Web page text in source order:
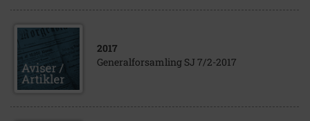
2017
Generalforsamling SJ 7/2-2017